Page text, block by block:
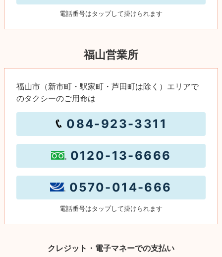
電話番号はタップして掛けられます
福山営業所
福山市（新市町・駅家町・芦田町は除く）エリアで
のタクシーのご用命は
084-923-3311
0120-13-6666
0570-014-666
電話番号はタップして掛けられます
クレジット・電子マネーでの支払い